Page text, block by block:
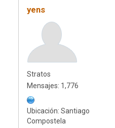
yens
Stratos
Mensajes: 1,776
Ubicación: Santiago
Compostela